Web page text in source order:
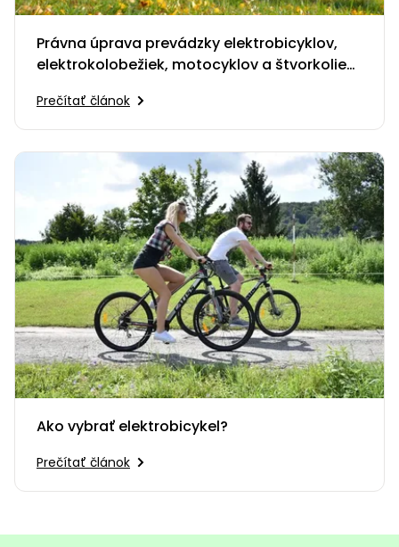
Právna úprava prevádzky elektrobicyklov,
elektrokolobežiek, motocyklov a štvorkoliek
Prečítať článok
Ako vybrať elektrobicykel?
Prečítať článok